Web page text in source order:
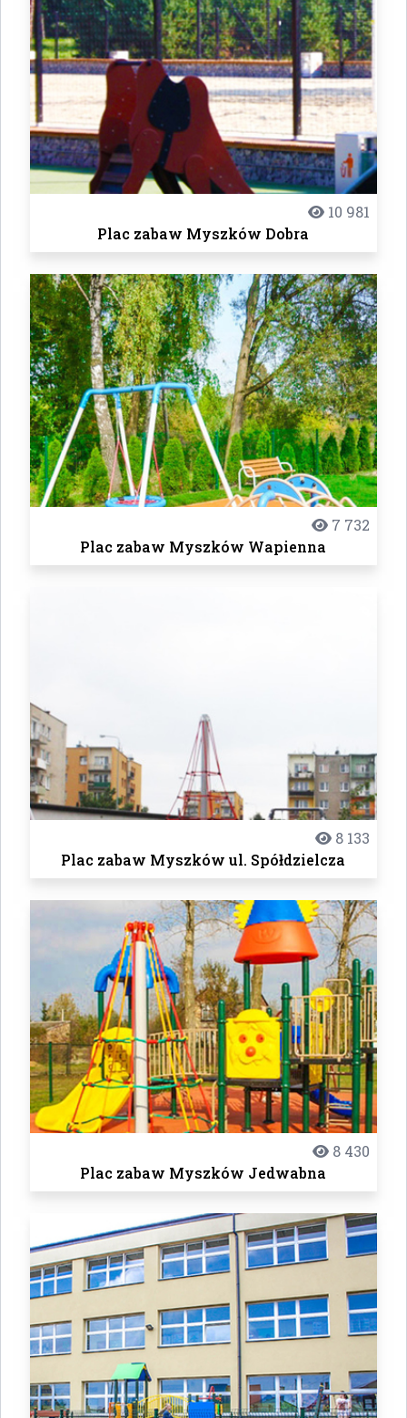
10 981
Plac zabaw Myszków Dobra
7 732
Plac zabaw Myszków Wapienna
8 133
Plac zabaw Myszków ul. Spółdzielcza
8 430
Plac zabaw Myszków Jedwabna